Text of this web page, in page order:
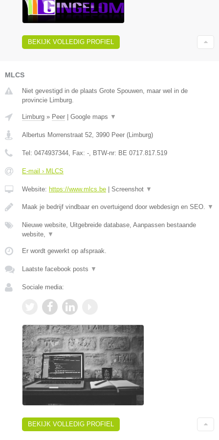
BEKIJK VOLLEDIG PROFIEL
MLCS
Niet gevestigd in de plaats Grote Spouwen, maar wel in de
provincie Limburg.
Limburg » Peer | Google maps ▼
Albertus Morrenstraat 52 3990 Peer (Limburg)
Tel: 0474937344 , Fax: - , BTW-nr: BE 0717.817.519
E-mail › MLCS
Website: https://www.mlcs.be | Screenshot ▼
Maak je bedrijf vindbaar en overtuigend door webdesign en SEO. ▼
Nieuwe website, Uitgebreide database, Aanpassen bestaande
website,
▼
Er wordt gewerkt op afspraak.
Laatste facebook posts ▼
Sociale media:
BEKIJK VOLLEDIG PROFIEL